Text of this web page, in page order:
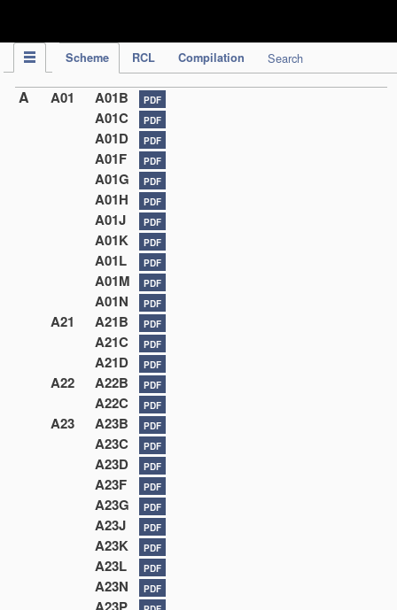
Scheme RCL Compilation Search
A A01 A01B PDF
A01C PDF
A01D PDF
A01F PDF
A01G PDF
A01H PDF
A01J PDF
A01K PDF
A01L PDF
A01M PDF
A01N PDF
A21 A21B PDF
A21C PDF
A21D PDF
A22 A22B PDF
A22C PDF
A23 A23B PDF
A23C PDF
A23D PDF
A23F PDF
A23G PDF
A23J PDF
A23K PDF
A23L PDF
A23N PDF